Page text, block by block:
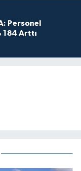
Personel
184 Arttı